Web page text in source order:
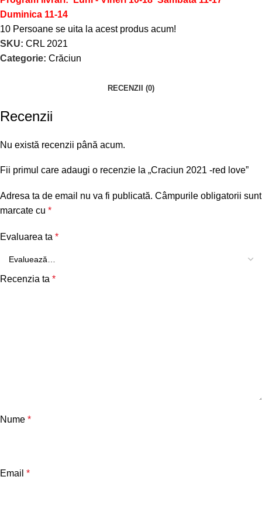
Duminica 11-14
10 Persoane se uita la acest produs acum!
SKU: CRL 2021
Categorie: Crăciun
RECENZII (0)
Recenzii
Nu există recenzii până acum.
Fii primul care adaugi o recenzie la „Craciun 2021 -red love”
Adresa ta de email nu va fi publicată. Câmpurile obligatorii sunt
marcate cu *
Evaluarea ta *
Recenzia ta *
Nume *
Email *